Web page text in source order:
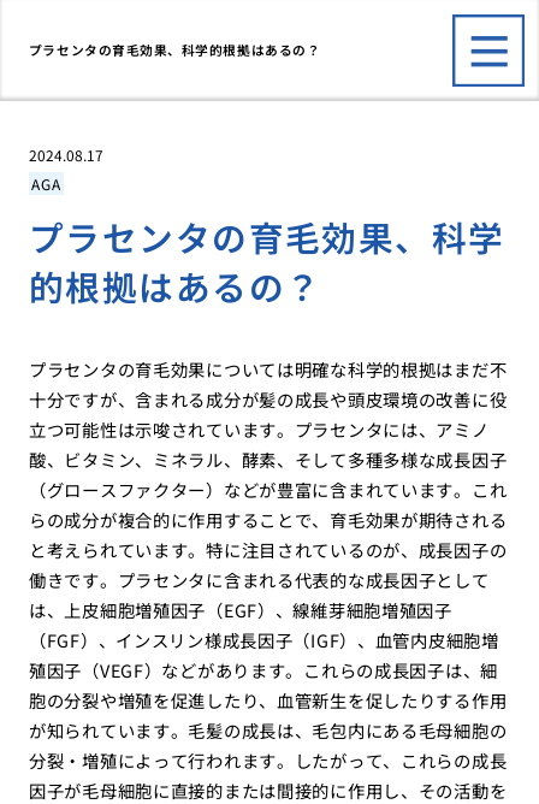
プラセンタの育毛効果、科学的根拠はあるの？
2024.08.17
AGA
プラセンタの育毛効果、科学
的根拠はあるの？
プラセンタの育毛効果については明確な科学的根拠はまだ不
十分ですが、含まれる成分が髪の成長や頭皮環境の改善に役
立つ可能性は示唆されています。プラセンタには、アミノ
酸、ビタミン、ミネラル、酵素、そして多種多様な成長因子
（グロースファクター）などが豊富に含まれています。これ
らの成分が複合的に作用することで、育毛効果が期待される
と考えられています。特に注目されているのが、成長因子の
働きです。プラセンタに含まれる代表的な成長因子として
は、上皮細胞増殖因子（EGF）、線維芽細胞増殖因子
（FGF）、インスリン様成長因子（IGF）、血管内皮細胞増
殖因子（VEGF）などがあります。これらの成長因子は、細
胞の分裂や増殖を促進したり、血管新生を促したりする作用
が知られています。毛髪の成長は、毛包内にある毛母細胞の
分裂・増殖によって行われます。したがって、これらの成長
因子が毛母細胞に直接的または間接的に作用し、その活動を